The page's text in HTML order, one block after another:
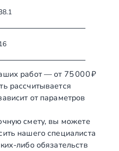
работ — от 75 000 ₽
рассчитывается
от параметров
смету, вы можете
нашего специалиста
обязательств